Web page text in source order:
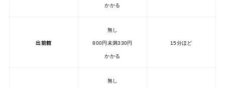
かかる
出前館
無し
800円未満330円
かかる
15分ほど
無し